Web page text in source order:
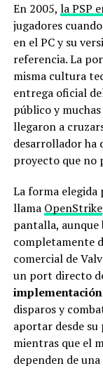
En 2005, la PSP
jugadores
en el PC y su
referencia. La
misma cultura
entrega oficial
público y
llegaron a
desarrollador ha
proyecto que no
La forma elegida
llama OpenStrike
pantalla, aunque
completamente
comercial de
un port directo
disparos y
aportar desde
mientras que el
dependen de